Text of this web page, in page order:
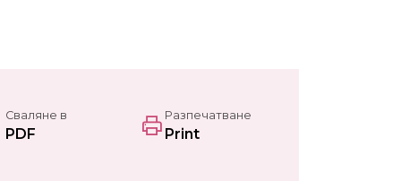
Сваляне в
PDF
Разпечатване
Print